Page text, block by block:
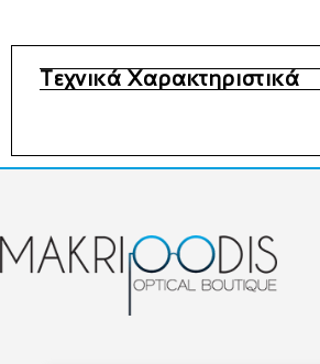
Τεχνικά Χαρακτηριστικά